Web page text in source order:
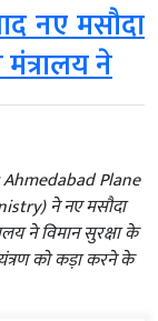
नए मसौदा
ने
Ahmedabad Plane
ने नए मसौदा
ने विमान सुरक्षा के
को कड़ा करने के